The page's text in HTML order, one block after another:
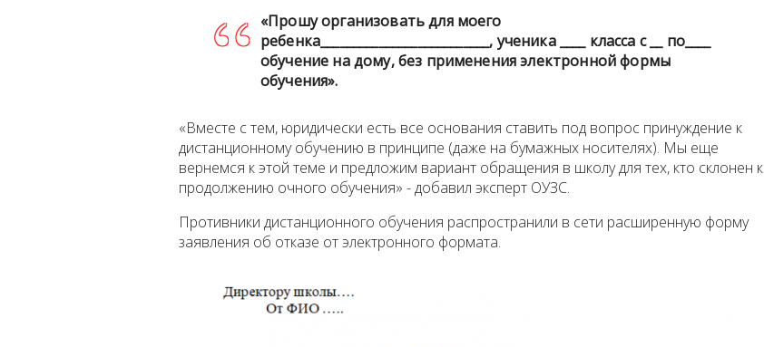
«Прошу организовать для моего
ребенка__________________________, ученика ____ класса с __ по____
обучение на дому, без применения электронной формы
обучения».
«Вместе с тем, юридически есть все основания ставить под вопрос принуждение к
дистанционному обучению в принципе (даже на бумажных носителях). Мы еще
вернемся к этой теме и предложим вариант обращения в школу для тех, кто склонен к
продолжению очного обучения» - добавил эксперт ОУЗС.
Противники дистанционного обучения распространили в сети расширенную форму
заявления об отказе от электронного формата.